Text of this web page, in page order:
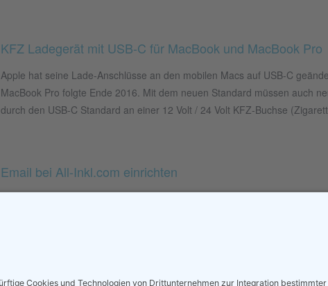
KFZ Ladegerät mit USB-C für MacBook und MacBook Pro
Apple hat seine Lade-Anschlüsse an den mobilen Macs auf USB-C
MacBook Pro folgte Ende 2016. Mit dem neuen Standard müssen auch
durch den USB-C Standard an einer 12 Volt / 24 Volt KFZ-Buchse
Email bei All-Inkl.com einrichten